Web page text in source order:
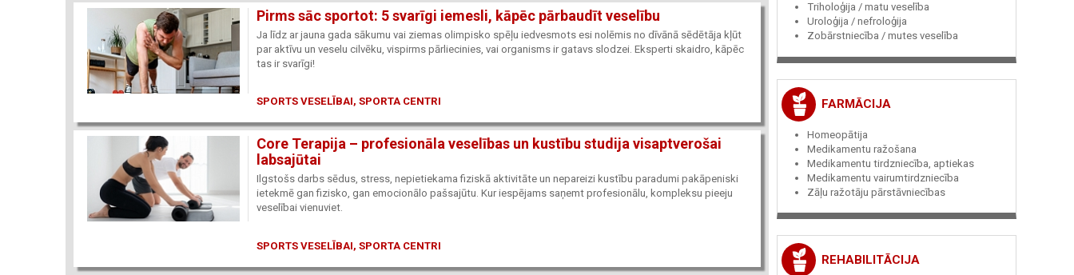
Pirms sāc sportot: 5 svarīgi iemesli, kāpēc pārbaudīt veselību
Ja līdz ar jauna gada sākumu vai ziemas olimpisko spēļu iedvesmots esi nolēmis no dīvānā sēdētāja kļūt
par aktīvu un veselu cilvēku, vispirms pārliecinies, vai organisms ir gatavs slodzei. Eksperti skaidro, kāpēc
tas ir svarīgi!
SPORTS VESELĪBAI, SPORTA CENTRI
Core Terapija – profesionāla veselības un kustību studija visaptverošai
labsajūtai
Ilgstošs darbs sēdus, stress, nepietiekama fiziskā aktivitāte un nepareizi kustību paradumi pakāpeniski
ietekmē gan fizisko, gan emocionālo pašsajūtu. Kur iespējams saņemt profesionālu, kompleksu pieeju
veselībai vienuviet.
SPORTS VESELĪBAI, SPORTA CENTRI
Triholoģija / matu veselība
Uroloģija / nefroloģija
Zobārstniecība / mutes veselība
FARMĀCIJA
Homeopātija
Medikamentu ražošana
Medikamentu tirdzniecība, aptiekas
Medikamentu vairumtirdzniecība
Zāļu ražotāju pārstāvniecības
REHABILITĀCIJA